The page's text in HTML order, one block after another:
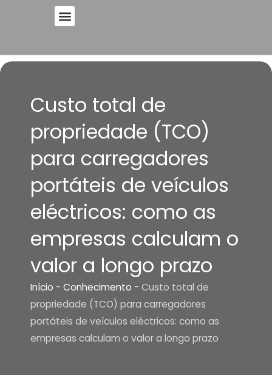
conteúdo
Custo total de
propriedade (TCO)
para carregadores
portáteis de veículos
eléctricos: como as
empresas calculam o
valor a longo prazo
Início - Conhecimento - Custo total de
propriedade (TCO) para carregadores
portáteis de veículos eléctricos: como as
empresas calculam o valor a longo prazo